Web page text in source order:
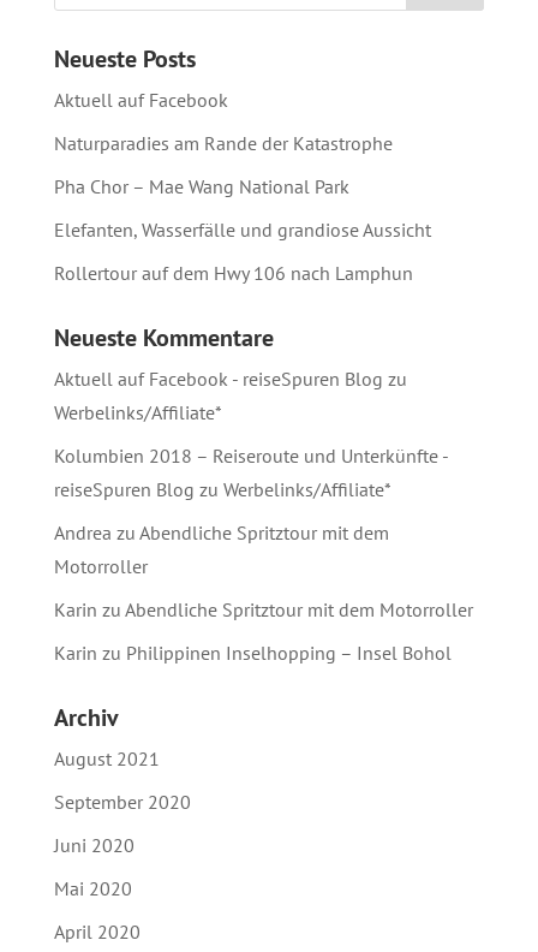
Neueste Posts
Aktuell auf Facebook
Naturparadies am Rande der Katastrophe
Pha Chor – Mae Wang National Park
Elefanten, Wasserfälle und grandiose Aussicht
Rollertour auf dem Hwy 106 nach Lamphun
Neueste Kommentare
Aktuell auf Facebook - reiseSpuren Blog zu
Werbelinks/Affiliate*
Kolumbien 2018 – Reiseroute und Unterkünfte -
reiseSpuren Blog zu Werbelinks/Affiliate*
Andrea zu Abendliche Spritztour mit dem
Motorroller
Karin zu Abendliche Spritztour mit dem Motorroller
Karin zu Philippinen Inselhopping – Insel Bohol
Archiv
August 2021
September 2020
Juni 2020
Mai 2020
April 2020